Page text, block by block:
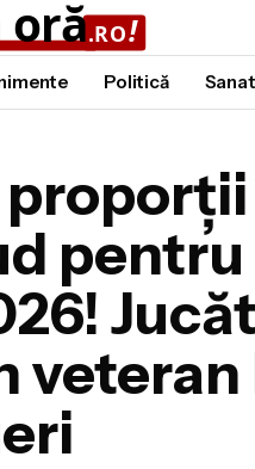
Politică
pentru
veteran